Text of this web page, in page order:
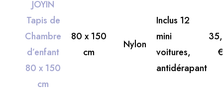
JOYIN
Tapis de
Chambre
d’enfant
80 x 150
cm
80 x 150
cm
Nylon
Inclus 12
mini
voitures,
antidérapant
€